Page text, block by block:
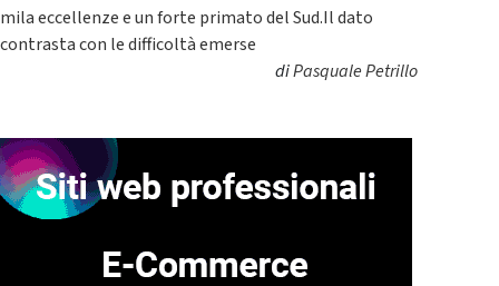
mila eccellenze e un forte primato del Sud.Il dato
contrasta con le difficoltà emerse
diPasquale Petrillo